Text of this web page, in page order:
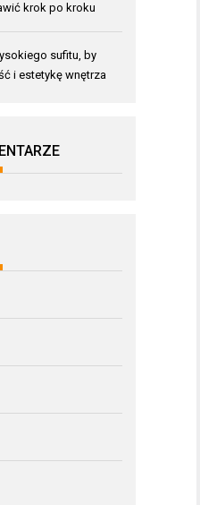
krok po kroku
sufitu, by
i estetykę wnętrza